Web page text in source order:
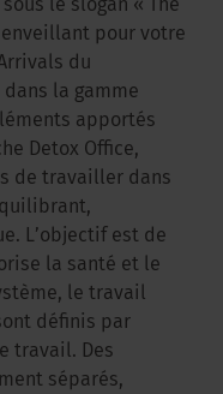
le slogan « The
pour votre
du
la gamme
apportés
Detox Office,
de travailler dans
L’objectif est de
la santé et le
le travail
définis par
travail. Des
séparés,